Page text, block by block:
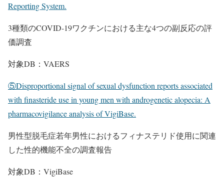
Reporting System.
3種類のCOVID-19ワクチンにおける主な4つの副反応の評
価調査
対象DB：VAERS
⑤Disproportional signal of sexual dysfunction reports associated
with finasteride use in young men with androgenetic alopecia: A
pharmacovigilance analysis of VigiBase.
男性型脱毛症若年男性におけるフィナステリド使用に関連
した性的機能不全の調査報告
対象DB：VigiBase